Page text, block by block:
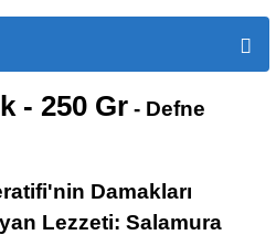
- 250 Gr - Defne
Damakları
Lezzeti: Salamura